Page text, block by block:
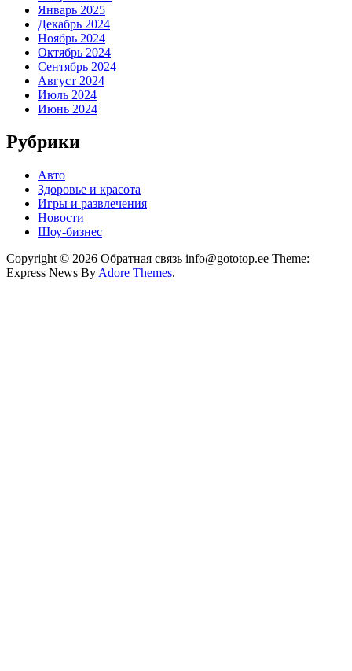
Январь 2025
Декабрь 2024
Ноябрь 2024
Октябрь 2024
Сентябрь 2024
Август 2024
Июль 2024
Июнь 2024
Рубрики
Авто
Здоровье и красота
Игры и развлечения
Новости
Шоу-бизнес
Copyright © 2026 Обратная связь info@gototop.ee Theme:
Express News By Adore Themes.